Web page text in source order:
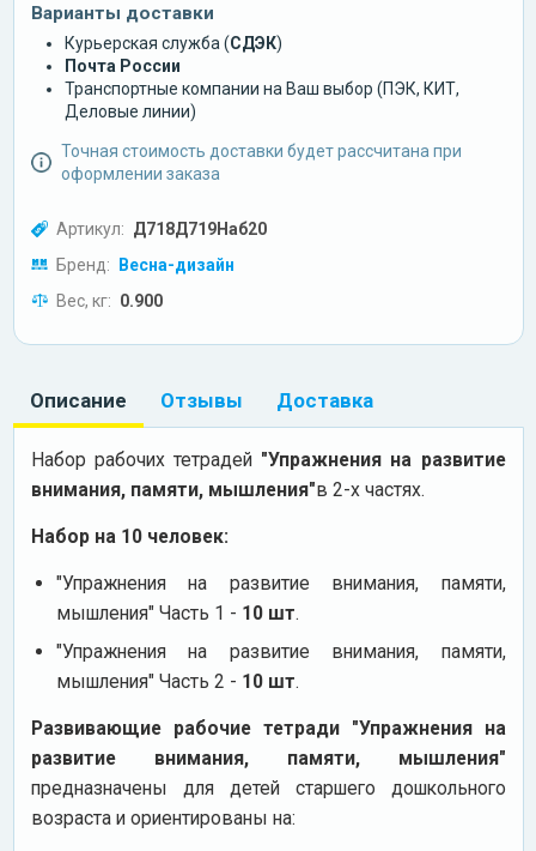
Варианты доставки
Курьерская служба (СДЭК)
Почта России
Транспортные компании на Ваш выбор (ПЭК, КИТ,
Деловые линии)
Точная стоимость доставки будет рассчитана при
оформлении заказа
Артикул: Д718Д719Наб20
Бренд: Весна-дизайн
Вес, кг: 0.900
Описание Отзывы Доставка
Набор рабочих тетрадей "Упражнения на развитие
внимания, памяти, мышления"в 2-х частях.
Набор на 10 человек:
"Упражнения на развитие внимания, памяти,
мышления" Часть 1 - 10 шт.
"Упражнения на развитие внимания, памяти,
мышления" Часть 2 - 10 шт.
Развивающие рабочие тетради "Упражнения на
развитие внимания, памяти, мышления"
предназначены для детей старшего дошкольного
возраста и ориентированы на: